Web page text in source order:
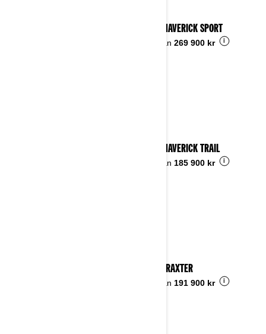
2025 MAVERICK SPORT
Pris från 269 900 kr i
2025 MAVERICK TRAIL
Pris från 185 900 kr i
2025 TRAXTER
Pris från 191 900 kr i